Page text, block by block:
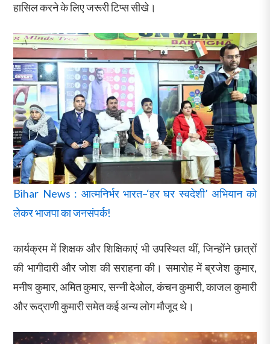
हासिल करने के लिए जरूरी टिप्स सीखे।
Bihar News : आत्मनिर्भर भारत–‘हर घर स्वदेशी’ अभियान को
लेकर भाजपा का जनसंपर्क!
कार्यक्रम में शिक्षक और शिक्षिकाएं भी उपस्थित थीं, जिन्होंने छात्रों
की भागीदारी और जोश की सराहना की। समारोह में ब्रजेश कुमार,
मनीष कुमार, अमित कुमार, सन्नी देओल, कंचन कुमारी, काजल कुमारी
और रूद्राणी कुमारी समेत कई अन्य लोग मौजूद थे।